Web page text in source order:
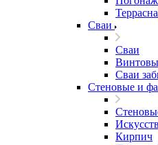
Сваи
Сваи
Сваи
Стеновые и
Кирпич